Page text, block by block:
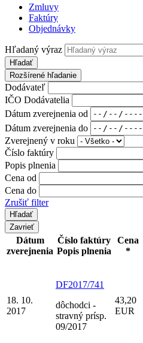
Zmluvy
Faktúry
Objednávky
Hľadaný výraz
Hľadať
Rozšírené hľadanie
Dodávateľ
IČO Dodávatelia
Dátum zverejnenia od
Dátum zverejnenia do
Zverejnený v roku
Číslo faktúry
Popis plnenia
Cena od
Cena do
Zrušiť filter
Zavrieť
Dátum
zverejnenia
Číslo faktúry
Popis plnenia
Cena
*
18. 10.
2017
DF2017/741
dôchodci -
stravný prísp.
09/2017
43,20
EUR